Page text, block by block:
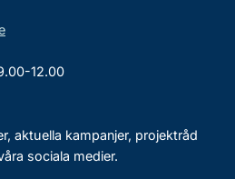
12.00
aktuella kampanjer, projektråd
sociala medier.